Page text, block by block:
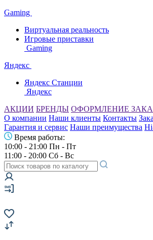
Gaming
Виртуальная реальность
Игровые приставки
Gaming
Яндекс
Яндекс Станции
Яндекс
АКЦИИ БРЕНДЫ ОФОРМЛЕНИЕ
О компании Наши клиенты Контакты
Гарантия и сервис Наши преимущества
Время работы:
10:00 - 21:00 Пн - Пт
11:00 - 20:00 Сб - Вс